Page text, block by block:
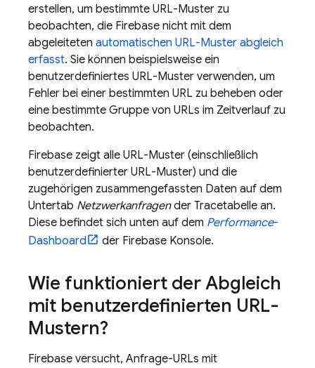
erstellen, um bestimmte URL-Muster zu
beobachten, die Firebase nicht mit dem
abgeleiteten automatischen URL-Muster abgleich
erfasst. Sie können beispielsweise ein
benutzerdefiniertes URL-Muster verwenden, um
Fehler bei einer bestimmten URL zu beheben oder
eine bestimmte Gruppe von URLs im Zeitverlauf zu
beobachten.
Firebase zeigt alle URL-Muster (einschließlich
benutzerdefinierter URL-Muster) und die
zugehörigen zusammengefassten Daten auf dem
Untertab Netzwerkanfragender Tracetabelle an.
Diese befindet sich unten auf dem Performance-
Dashboard
der Firebase Konsole.
Wie funktioniert der Abgleich
mit benutzerdefinierten URL-
Mustern?
Firebase versucht, Anfrage-URLs mit